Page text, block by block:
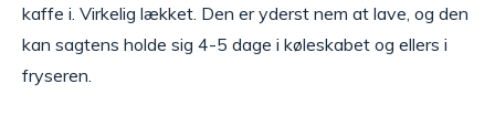
kaffe i. Virkelig lækket. Den er yderst nem at lave, og den
kan sagtens holde sig 4-5 dage i køleskabet og ellers i
fryseren.